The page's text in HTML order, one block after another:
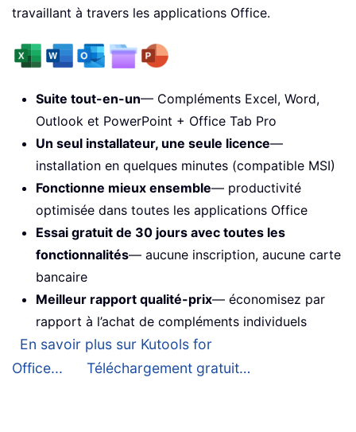
travaillant à travers les applications Office.
Suite tout-en-un— Compléments Excel, Word,
Outlook et PowerPoint + Office Tab Pro
Un seul installateur, une seule licence—
installation en quelques minutes (compatible MSI)
Fonctionne mieux ensemble— productivité
optimisée dans toutes les applications Office
Essai gratuit de 30 jours avec toutes les
fonctionnalités— aucune inscription, aucune carte
bancaire
Meilleur rapport qualité-prix— économisez par
rapport à l’achat de compléments individuels
En savoir plus sur Kutools for
Office...
Téléchargement gratuit…